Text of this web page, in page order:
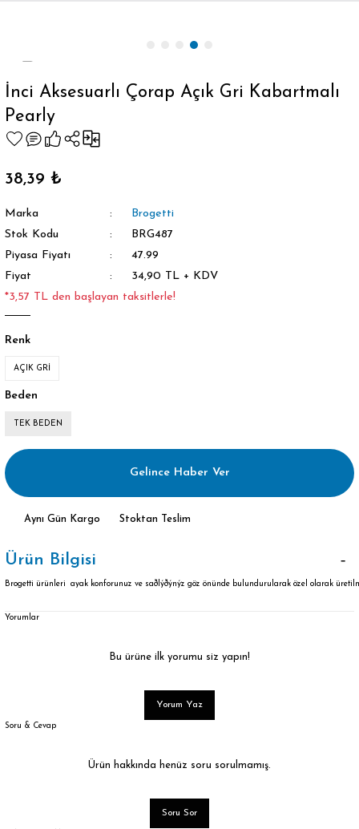
İnci Aksesuarlı Çorap Açık Gri Kabartmalı
Pearly
38,39 ₺
Marka
Brogetti
Stok Kodu
BRG487
Piyasa Fiyatı
47.99
Fiyat
34,90 TL + KDV
*3,57 TL den başlayan taksitlerle!
Renk
AÇIK GRİ
Beden
TEK BEDEN
Gelince Haber Ver
Aynı Gün Kargo Stoktan Teslim
Ürün Bilgisi
Brogetti ürünleri ayak konforunuz ve saðlýðýnýz göz önünde bulundurularak özel olarak
Yorumlar
Bu ürüne ilk yorumu siz yapın!
Yorum Yaz
Soru & Cevap
Ürün hakkında henüz soru sorulmamış.
Soru Sor